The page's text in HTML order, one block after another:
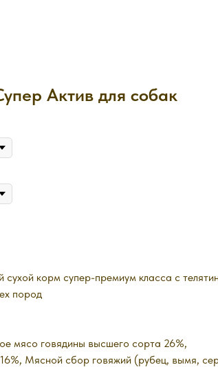
Актив для собак
корм супер-премиум класса с
пород
мясо говядины высшего сорта 26%,
Мясной сбор говяжий (рубец, вымя,